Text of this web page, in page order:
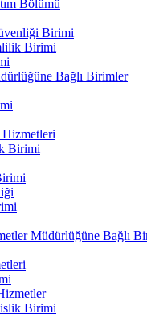
Bölümü
Birimi
Birimi
Bağlı Birimler
Birimi
Müdürlüğüne Bağlı
Birimi